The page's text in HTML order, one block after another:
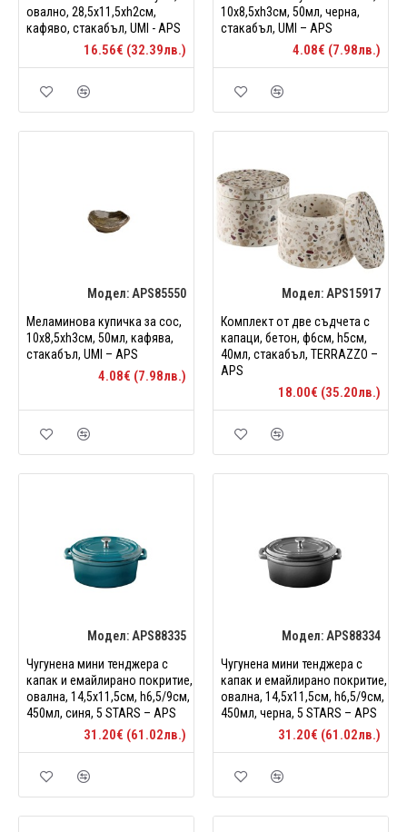
овално, 28,5x11,5xh2см,
кафяво, стакабъл, UMI - APS
16.56€ (32.39лв.)
10x8,5xh3см, 50мл, черна,
стакабъл, UMI – APS
4.08€ (7.98лв.)
Модел:APS85550
Меламинова купичка за сос,
10x8,5xh3см, 50мл, кафява,
стакабъл, UMI – APS
4.08€ (7.98лв.)
Модел:APS15917
Комплект от двe съдчета с
капаци, бетон, ф6см, h5см,
40мл, стакабъл, TERRAZZO –
APS
18.00€ (35.20лв.)
Модел:APS88335
Чугунена мини тенджера с
капак и емайлирано покритие,
овална, 14,5x11,5см, h6,5/9см,
450мл, синя, 5 STARS – APS
31.20€ (61.02лв.)
Модел:APS88334
Чугунена мини тенджера с
капак и емайлирано покритие,
овална, 14,5x11,5см, h6,5/9см,
450мл, черна, 5 STARS – APS
31.20€ (61.02лв.)